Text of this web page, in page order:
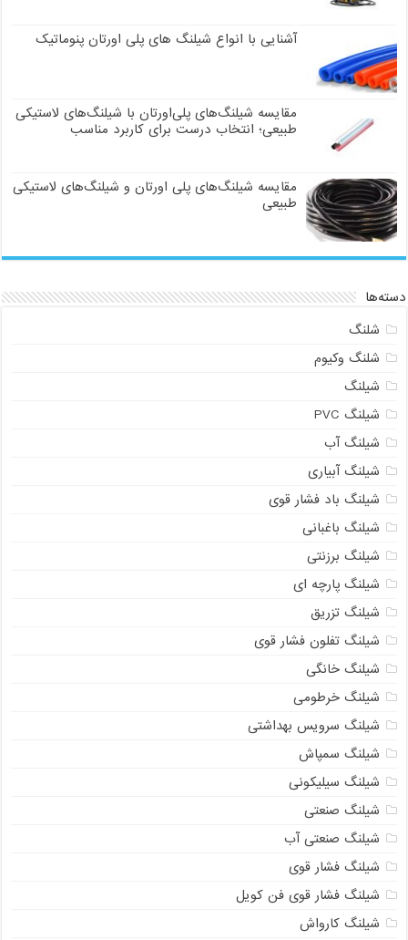
آشنایی با انواع شیلنگ های پلی اورتان پنوماتیک
مقایسه شیلنگ‌های پلی‌اورتان با شیلنگ‌های لاستیکی
طبیعی؛ انتخاب درست برای کاربرد مناسب
مقایسه شیلنگ‌های پلی اورتان و شیلنگ‌های لاستیکی
طبیعی
دسته‌ها
شلنگ
شلنگ وکیوم
شیلنگ
شیلنگ PVC
شیلنگ آب
شیلنگ آبیاری
شیلنگ باد فشار قوی
شیلنگ باغبانی
شیلنگ برزنتی
شیلنگ پارچه‌ ای
شیلنگ تزریق
شیلنگ تفلون فشار قوی
شیلنگ خانگی
شیلنگ خرطومی
شیلنگ سرویس بهداشتی
شیلنگ سمپاش
شیلنگ سیلیکونی
شیلنگ صنعتی
شیلنگ صنعتی آب
شیلنگ فشار قوی
شیلنگ فشار قوی فن کویل
شیلنگ کارواش